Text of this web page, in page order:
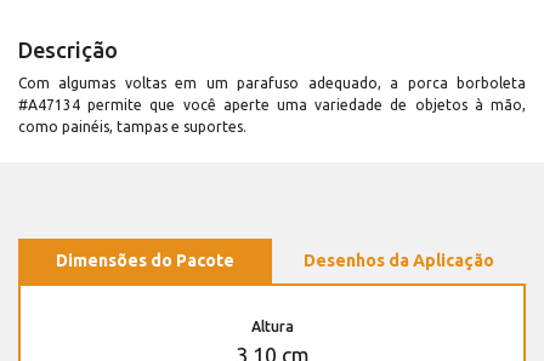
Descrição
Com algumas voltas em um parafuso adequado, a porca borboleta
#A47134 permite que você aperte uma variedade de objetos à mão,
como painéis, tampas e suportes.
Dimensões do Pacote Desenhos da Aplicação
Altura
3,10 cm